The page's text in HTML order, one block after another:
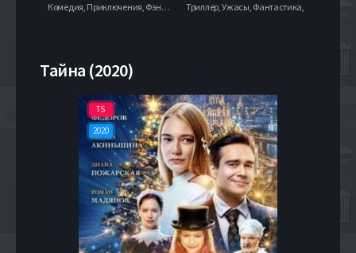
Комедия, Приключения, Фэнтези, Триллер, Ужасы, Фантастика,
Тайна (2020)
TS
2020